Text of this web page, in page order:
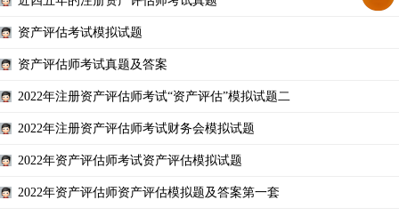
资产评估考试模拟试题
资产评估师考试真题及答案
2022年注册资产评估师考试“资产评估”模拟试题二
2022年注册资产评估师考试财务会模拟试题
2022年资产评估师考试资产评估模拟试题
2022年资产评估师资产评估模拟题及答案第一套